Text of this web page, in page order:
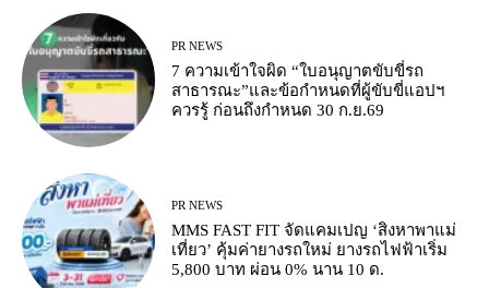
PR NEWS
7 ความเข้าใจผิด “ใบอนุญาตขับขี่รถ
สาธารณะ”และข้อกำหนดที่ผู้ขับขี่แอปฯ
ควรรู้ ก่อนถึงกำหนด 30 ก.ย.69
PR NEWS
MMS FAST FIT จัดแคมเปญ ‘สิงหาพาแม่
เที่ยว’ คุ้มค่ายางรถใหม่ ยางรถไฟฟ้าเริ่ม
5,800 บาท ผ่อน 0% นาน 10 ด.